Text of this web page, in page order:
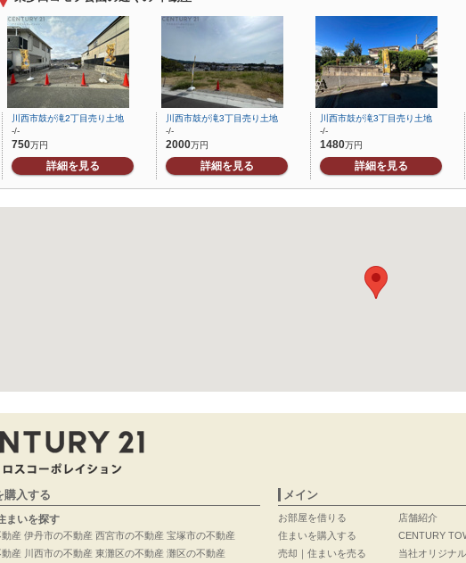
川西市鼓が滝2丁目売り土地
-/-
750万円
詳細を見る
川西市鼓が滝3丁目売り土地
-/-
2000万円
詳細を見る
川西市鼓が滝3丁目売り土地
-/-
1480万円
詳細を見る
購入する
まいを探す
産
産
伊丹市の不動産
川西市の不動産
西宮市の不動産
東灘区の不動産
宝塚市の不動産
灘区の不動産
メイン
お部屋を借りる
住まいを購入する
売却｜住まいを売る
店舗紹介
CENTURY
当社オリジナ